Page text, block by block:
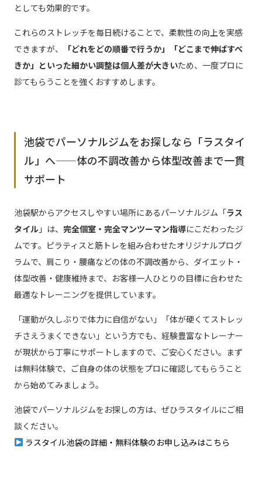
としても効果的です。
これらのストレッチを毎日続けることで、柔軟性の向上を実感
できますが、
「どれをどの順番で行うか」「どこまで伸ばすべ
きか」といった細かい調整は個人差が大きいため、一度プロに
診てもらうことを強くおすすめします。
池袋でパーソナルジムをお探しなら「ラスタイ
ル」へ——体の不調改善から体型改善まで一貫
サポート
池袋駅からアクセスしやすい場所にあるパーソナルジム「ラス
タイル」は、 完全個室・完全マンツーマン指導にこだわったジ
ムです。ピラティスと筋トレを組み合わせたオリジナルプログ
ラムで、肩こり・腰痛などの体の不調改善から、ダイエット・
体型改善・健康維持まで、お客様一人ひとりの目標に合わせた
最適なトレーニングを提供しています。
「運動が久しぶりで体力に自信がない」「体が硬くてストレッ
チさえうまくできない」という方でも、経験豊富なトレーナー
が現状から丁寧にサポートしますので、ご安心ください。まず
は無料体験で、ご自身の体の状態をプロに確認してもらうこと
から始めてみましょう。
池袋でパーソナルジムをお探しの方は、ぜひラスタイルにご相
談ください。
ラスタイル池袋の詳細・無料体験のお申し込みはこちら